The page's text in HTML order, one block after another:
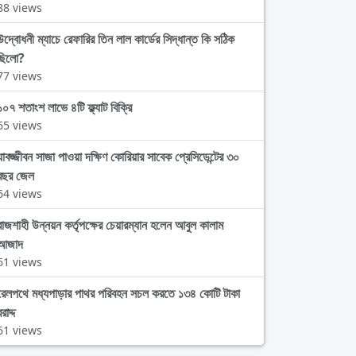
views
ম্যাচে রেফারির তিন লাল কার্ডের সিদ্ধান্ত কি সঠিক
views
শতাংশ লাভে ৪টি ফ্ল্যাট বিক্রি
views
সাজা পাওয়া দক্ষিণ কোরিয়ার সাবেক প্রেসিডেন্টের ৩০
জেল
views
উন্নয়ন কর্তৃপক্ষের চেয়ারম্যান হলেন আবুল কালাম
views
মধ্যপাড়ার পাথর পরিবহন সচল করতে ১৩৪ কোটি টাকা
views